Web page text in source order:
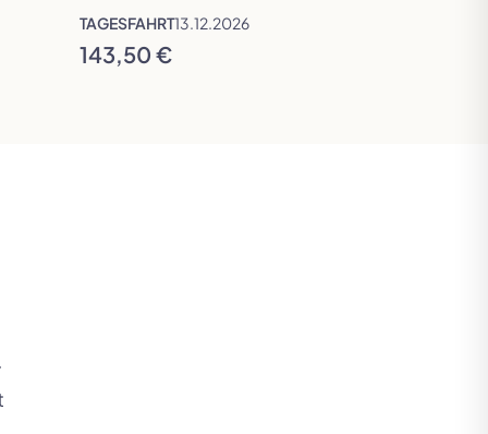
TAGESFAHRT13.12.2026
143,50 €